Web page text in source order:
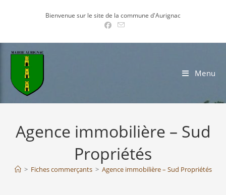
Bienvenue sur le site de la commune d'Aurignac
Menu
Agence immobilière – Sud
Propriétés
> Fiches commerçants > Agence immobilière – Sud Propriétés